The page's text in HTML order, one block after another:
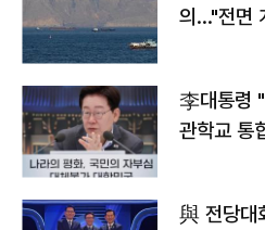
의…"전면
李대통령
관학교 통
與 전당대